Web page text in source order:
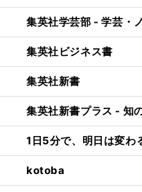
集英社学芸部 - 学芸・
集英社ビジネス書
集英社新書
集英社新書プラス - 知
1日5分で、明日は変
kotoba